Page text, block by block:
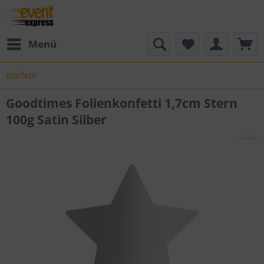
Menü
Konfetti
Goodtimes Folienkonfetti 1,7cm Stern
100g Satin Silber